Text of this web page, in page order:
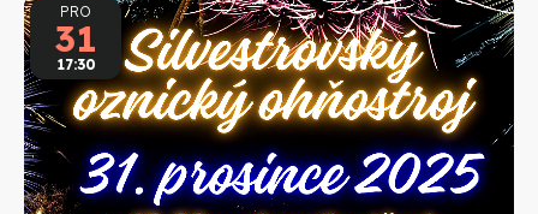
PRO
31
17:30